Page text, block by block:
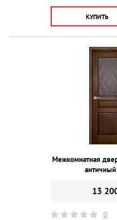
КУПИТЬ
Межкомнатная
13
0